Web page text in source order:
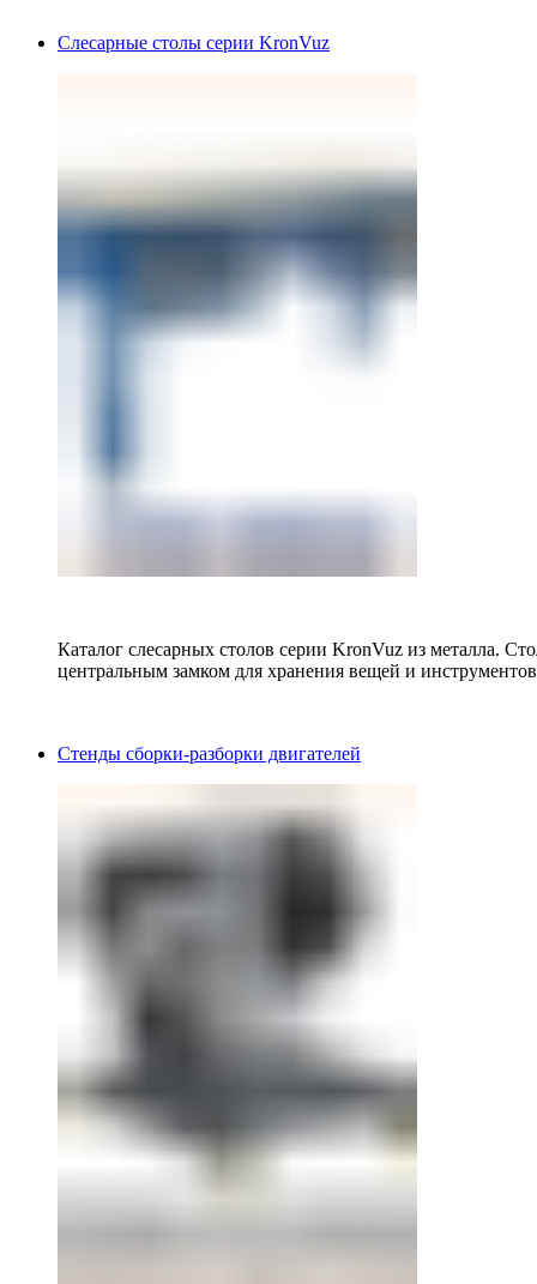
Слесарные столы серии KronVuz
Каталог слесарных столов серии KronVuz из металла.
центральным замком для хранения вещей и
Стенды сборки-разборки двигателей